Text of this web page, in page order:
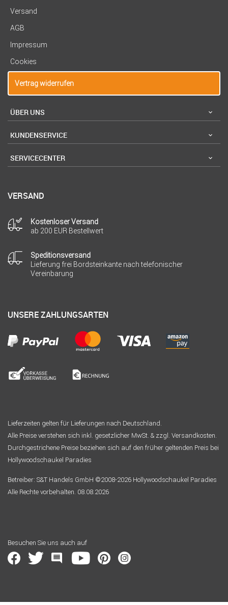
Versand
AGB
Impressum
Cookies
Vertrag widerrufen
ÜBER UNS
KUNDENSERVICE
SERVICECENTER
VERSAND
Kostenloser Versand
ab 200 EUR Bestellwert
Speditionsversand
Lieferung frei Bordsteinkante nach telefonischer
Vereinbarung
UNSERE ZAHLUNGSARTEN
Lieferzeiten gelten für Lieferungen nach Deutschland.
Alle Preise verstehen sich inkl. gesetzlicher MwSt. & zzgl. Versandkosten.
Durchgestrichene Preise beziehen sich auf den früher geltenden Preis bei
Hollywoodschaukel Paradies
Betreiber: S&T Handels GmbH ©2008-2026 Hollywoodschaukel Paradies
Alle Rechte vorbehalten. 08.08.2026
Besuchen Sie uns auch auf